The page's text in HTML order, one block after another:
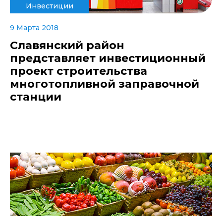
Инвестиции
9 Марта 2018
Славянский район
представляет инвестиционный
проект строительства
многотопливной заправочной
станции